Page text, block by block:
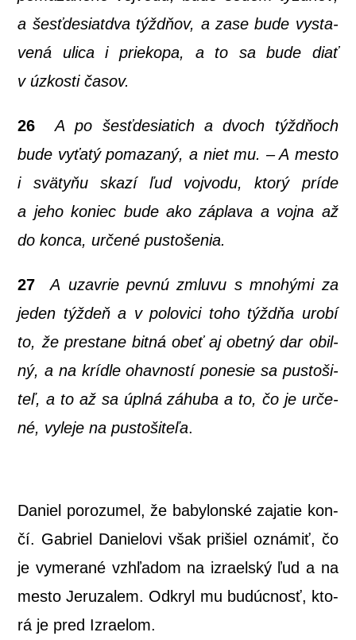
a šesť­de­siatd­va týž­dňov, a zase bude vysta­
ve­ná uli­ca i prie­ko­pa, a to sa bude diať
v úzkos­ti časov.
26
A po šesť­de­sia­tich a dvoch týžd­ňoch
bude vyťa­tý poma­za­ný, a niet mu. – A mes­to
i svä­ty­ňu ska­zí ľud voj­vo­du, kto­rý prí­de
a jeho koniec bude ako zápla­va a voj­na až
do kon­ca, urče­né pustošenia.
27
A uzav­rie pev­nú zmlu­vu s mno­hý­mi za
jeden týž­deň a v polo­vi­ci toho týžd­ňa uro­bí
to, že pre­sta­ne bit­ná obeť aj obet­ný dar obil­
ný, a na kríd­le ohav­nos­tí pone­sie sa pus­to­ši­
teľ, a to až sa úpl­ná záhu­ba a to, čo je urče­
né, vyle­je na pus­to­ši­te­ľa.
Daniel poro­zu­mel, že baby­lon­ské zaja­tie kon­
čí. Gab­riel Danie­lo­vi však pri­šiel ozná­miť, čo
je vyme­ra­né vzhľa­dom na izra­el­ský ľud a na
mes­to Jeru­za­lem. Odkryl mu budúc­nosť, kto­
rá je pred Izraelom.